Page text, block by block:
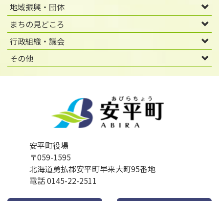
地域振興・団体
まちの見どころ
行政組織・議会
その他
安平町役場
〒059-1595
北海道勇払郡安平町早来大町95番地
電話 0145-22-2511